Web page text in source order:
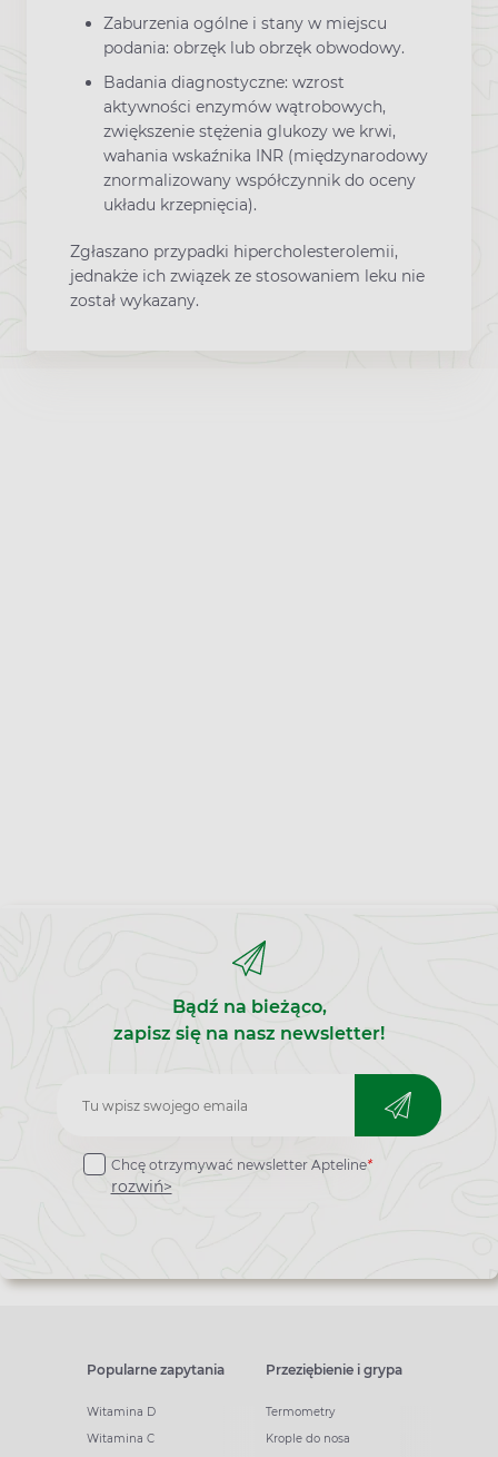
Zaburzenia ogólne i stany w miejscu
podania: obrzęk lub obrzęk obwodowy.
Badania diagnostyczne: wzrost
aktywności enzymów wątrobowych,
zwiększenie stężenia glukozy we krwi,
wahania wskaźnika INR (międzynarodowy
znormalizowany współczynnik do oceny
układu krzepnięcia).
Zgłaszano przypadki hipercholesterolemii,
jednakże ich związek ze stosowaniem leku nie
został wykazany.
Bądź na bieżąco,
zapisz się na nasz newsletter!
Zapisz
do
newslettera
Chcę otrzymywać newsletter Apteline*
rozwiń>
Popularne zapytania
Witamina D
Witamina C
Przeziębienie i grypa
Termometry
Krople do nosa